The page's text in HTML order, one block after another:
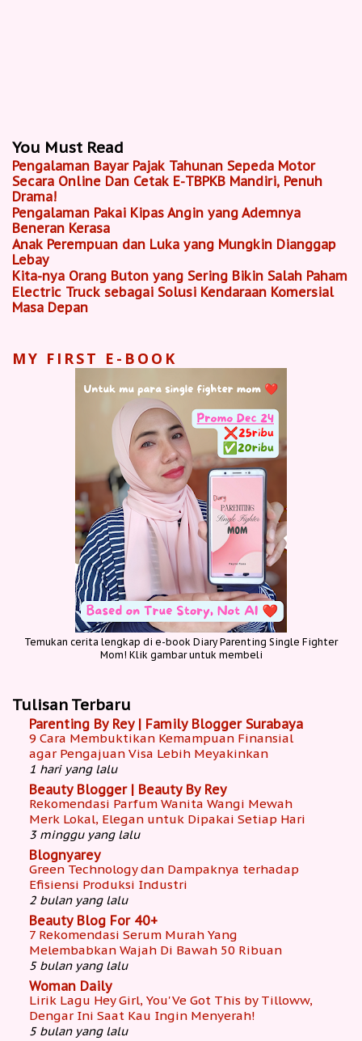
You Must Read
Pengalaman Bayar Pajak Tahunan Sepeda Motor
Secara Online Dan Cetak E-TBPKB Mandiri, Penuh
Drama!
Pengalaman Pakai Kipas Angin yang Ademnya
Beneran Kerasa
Anak Perempuan dan Luka yang Mungkin Dianggap
Lebay
Kita-nya Orang Buton yang Sering Bikin Salah Paham
Electric Truck sebagai Solusi Kendaraan Komersial
Masa Depan
MY FIRST E-BOOK
Temukan cerita lengkap di e-book Diary Parenting Single Fighter
Mom! Klik gambar untuk membeli
Tulisan Terbaru
Parenting By Rey | Family Blogger Surabaya
9 Cara Membuktikan Kemampuan Finansial
agar Pengajuan Visa Lebih Meyakinkan
1 hari yang lalu
Beauty Blogger | Beauty By Rey
Rekomendasi Parfum Wanita Wangi Mewah
Merk Lokal, Elegan untuk Dipakai Setiap Hari
3 minggu yang lalu
Blognyarey
Green Technology dan Dampaknya terhadap
Efisiensi Produksi Industri
2 bulan yang lalu
Beauty Blog For 40+
7 Rekomendasi Serum Murah Yang
Melembabkan Wajah Di Bawah 50 Ribuan
5 bulan yang lalu
Woman Daily
Lirik Lagu Hey Girl, You'Ve Got This by Tilloww,
Dengar Ini Saat Kau Ingin Menyerah!
5 bulan yang lalu